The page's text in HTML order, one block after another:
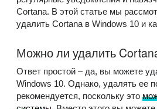
Cortana. В этой статье мы
удалить Cortana в Windows 10 и
Можно ли удалить
Ответ простой – да, вы можете
Windows 10. Однако, удалять ее
рекомендуется, поскольку это